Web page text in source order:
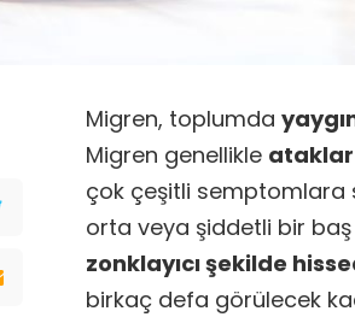
Migren, toplumda
Migren genellikle
çok çeşitli semptomlara
orta veya şiddetli bir baş
zonklayıcı şekilde
birkaç defa görülecek